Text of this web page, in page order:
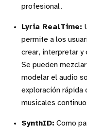
profesional.
Lyria RealTime:
permite a los
crear, interpretar y
Se pueden
modelar el audio
exploración rápida
musicales
SynthID: Como